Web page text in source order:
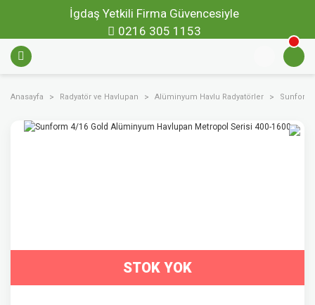
İgdaş Yetkili Firma Güvencesiyle
0216 305 1153
Anasayfa Radyatör ve Havlupan Alüminyum Havlu Radyatörler Sunform
STOK YOK